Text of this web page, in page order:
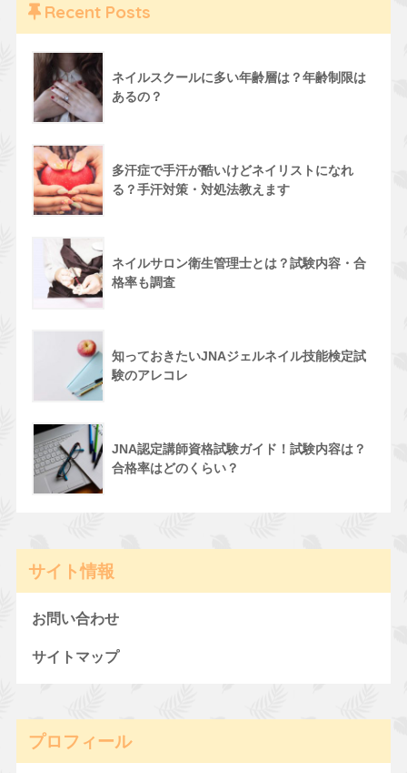
Recent Posts
ネイルスクールに多い年齢層は？年齢制限は
あるの？
多汗症で手汗が酷いけどネイリストになれ
る？手汗対策・対処法教えます
ネイルサロン衛生管理士とは？試験内容・合
格率も調査
知っておきたいJNAジェルネイル技能検定試
験のアレコレ
JNA認定講師資格試験ガイド！試験内容は？
合格率はどのくらい？
サイト情報
お問い合わせ
サイトマップ
プロフィール